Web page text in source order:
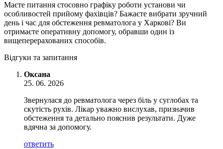
Маєте питання стосовно графіку роботи установи чи
особливостей прийому фахівців? Бажаєте вибрати зручний
день і час для обстеження ревматолога у Харкові? Ви
отримаєте оперативну допомогу, обравши один із
вищеперерахованих способів.
Відгуки та запитання
Оксана
25. 06. 2026
Звернулася до ревматолога через біль у суглобах та
скутість рухів. Лікар уважно вислухав, призначив
обстеження та детально пояснив результати. Дуже
вдячна за допомогу.
ответить